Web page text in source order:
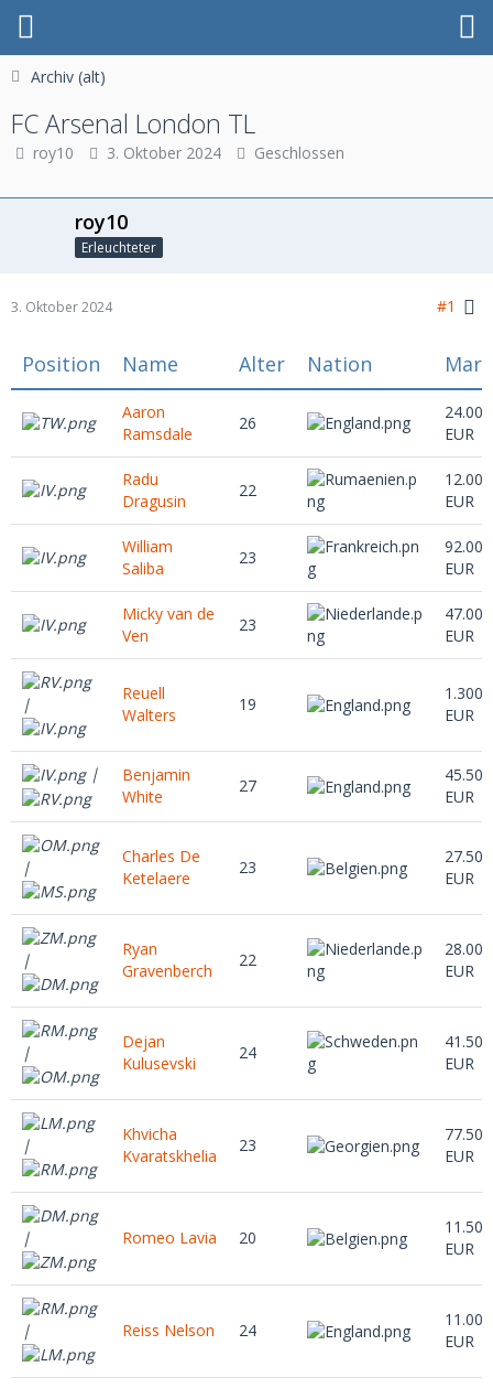
Archiv (alt)
FC Arsenal London TL
roy10 3. Oktober 2024 Geschlossen
roy10
Erleuchteter
3. Oktober 2024 #1
Position Name Alter Nation
Aaron
Ramsdale
26
EUR
Radu
Dragusin
22
EUR
William
Saliba
23
EUR
Micky van de
Ven
23
EUR
|
Reuell
Walters
19
EUR
|
Benjamin
White
27
EUR
|
Charles De
Ketelaere
23
EUR
|
Ryan
Gravenberch
22
EUR
|
Dejan
Kulusevski
24
EUR
|
Khvicha
Kvaratskhelia
23
EUR
| Romeo Lavia 20
EUR
| Reiss Nelson 24
EUR